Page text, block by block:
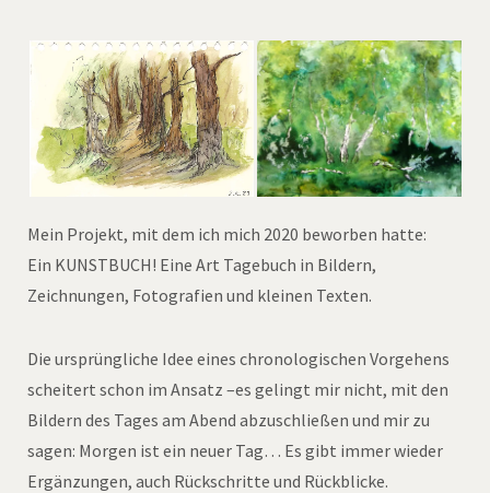
Mein Projekt, mit dem ich mich 2020 beworben hatte:
Ein KUNSTBUCH! Eine Art Tagebuch in Bildern,
Zeichnungen, Fotografien und kleinen Texten.
Die ursprüngliche Idee eines chronologischen Vorgehens
scheitert schon im Ansatz –es gelingt mir nicht, mit den
Bildern des Tages am Abend abzuschließen und mir zu
sagen: Morgen ist ein neuer Tag… Es gibt immer wieder
Ergänzungen, auch Rückschritte und Rückblicke.